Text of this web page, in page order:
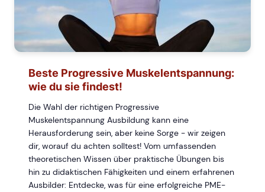
Beste Progressive Muskelentspannung:
wie du sie findest!
Die Wahl der richtigen Progressive
Muskelentspannung Ausbildung kann eine
Herausforderung sein, aber keine Sorge - wir zeigen
dir, worauf du achten solltest! Vom umfassenden
theoretischen Wissen über praktische Übungen bis
hin zu didaktischen Fähigkeiten und einem erfahrenen
Ausbilder: Entdecke, was für eine erfolgreiche PME-